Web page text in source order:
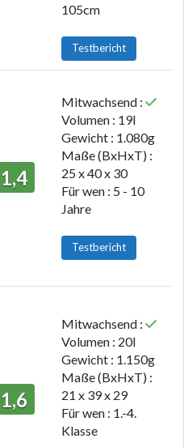
105cm
Testbericht
1,4
Mitwachsend :
Volumen : 19l
Gewicht : 1.080g
Maße (BxHxT) :
25 x 40 x 30
Für wen : 5 - 10
Jahre
Testbericht
1,6
Mitwachsend :
Volumen : 20l
Gewicht : 1.150g
Maße (BxHxT) :
21 x 39 x 29
Für wen : 1.-4.
Klasse